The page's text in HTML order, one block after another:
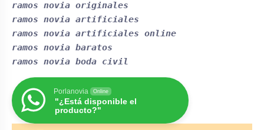
damas de honor
floral coche
ramos novia originales
ramos novia artificiales
ramos novia artificiales online
ramos novia baratos
ramos novia boda civil
Porlanovia Online
"¿Está disponible el
producto?"